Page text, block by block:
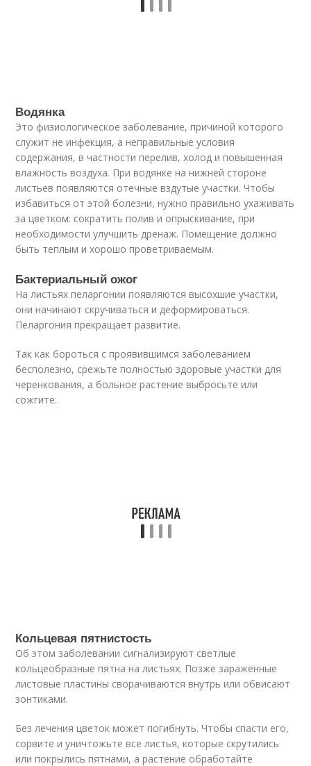
Водянка
Это физиологическое заболевание, причиной которого
служит не инфекция, а неправильные условия
содержания, в частности перелив, холод и повышенная
влажность воздуха. При водянке на нижней стороне
листьев появляются отечные вздутые участки. Чтобы
избавиться от этой болезни, нужно правильно ухаживать
за цветком: сократить полив и опрыскивание, при
необходимости улучшить дренаж. Помещение должно
быть теплым и хорошо проветриваемым.
Бактериальный ожог
На листьях пеларгонии появляются высохшие участки,
они начинают скручиваться и деформироваться.
Пеларгония прекращает развитие.
Так как бороться с проявившимся заболеванием
бесполезно, срежьте полностью здоровые участки для
черенкования, а больное растение выбросьте или
сожгите.
Кольцевая пятнистость
Об этом заболевании сигнализируют светлые
кольцеобразные пятна на листьях. Позже зараженные
листовые пластины сворачиваются внутрь или обвисают
зонтиками.
Без лечения цветок может погибнуть. Чтобы спасти его,
сорвите и уничтожьте все листья, которые скрутились
или покрылись пятнами, а растение обработайте